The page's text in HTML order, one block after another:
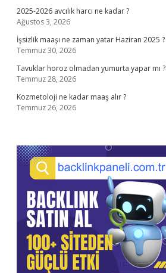
2025-2026 avcılık harcı ne kadar ?
Ağustos 3, 2026
İşsizlik maaşı ne zaman yatar Haziran 2025 ?
Temmuz 30, 2026
Tavuklar horoz olmadan yumurta yapar mı ?
Temmuz 28, 2026
Kozmetoloji ne kadar maaş alır ?
Temmuz 26, 2026